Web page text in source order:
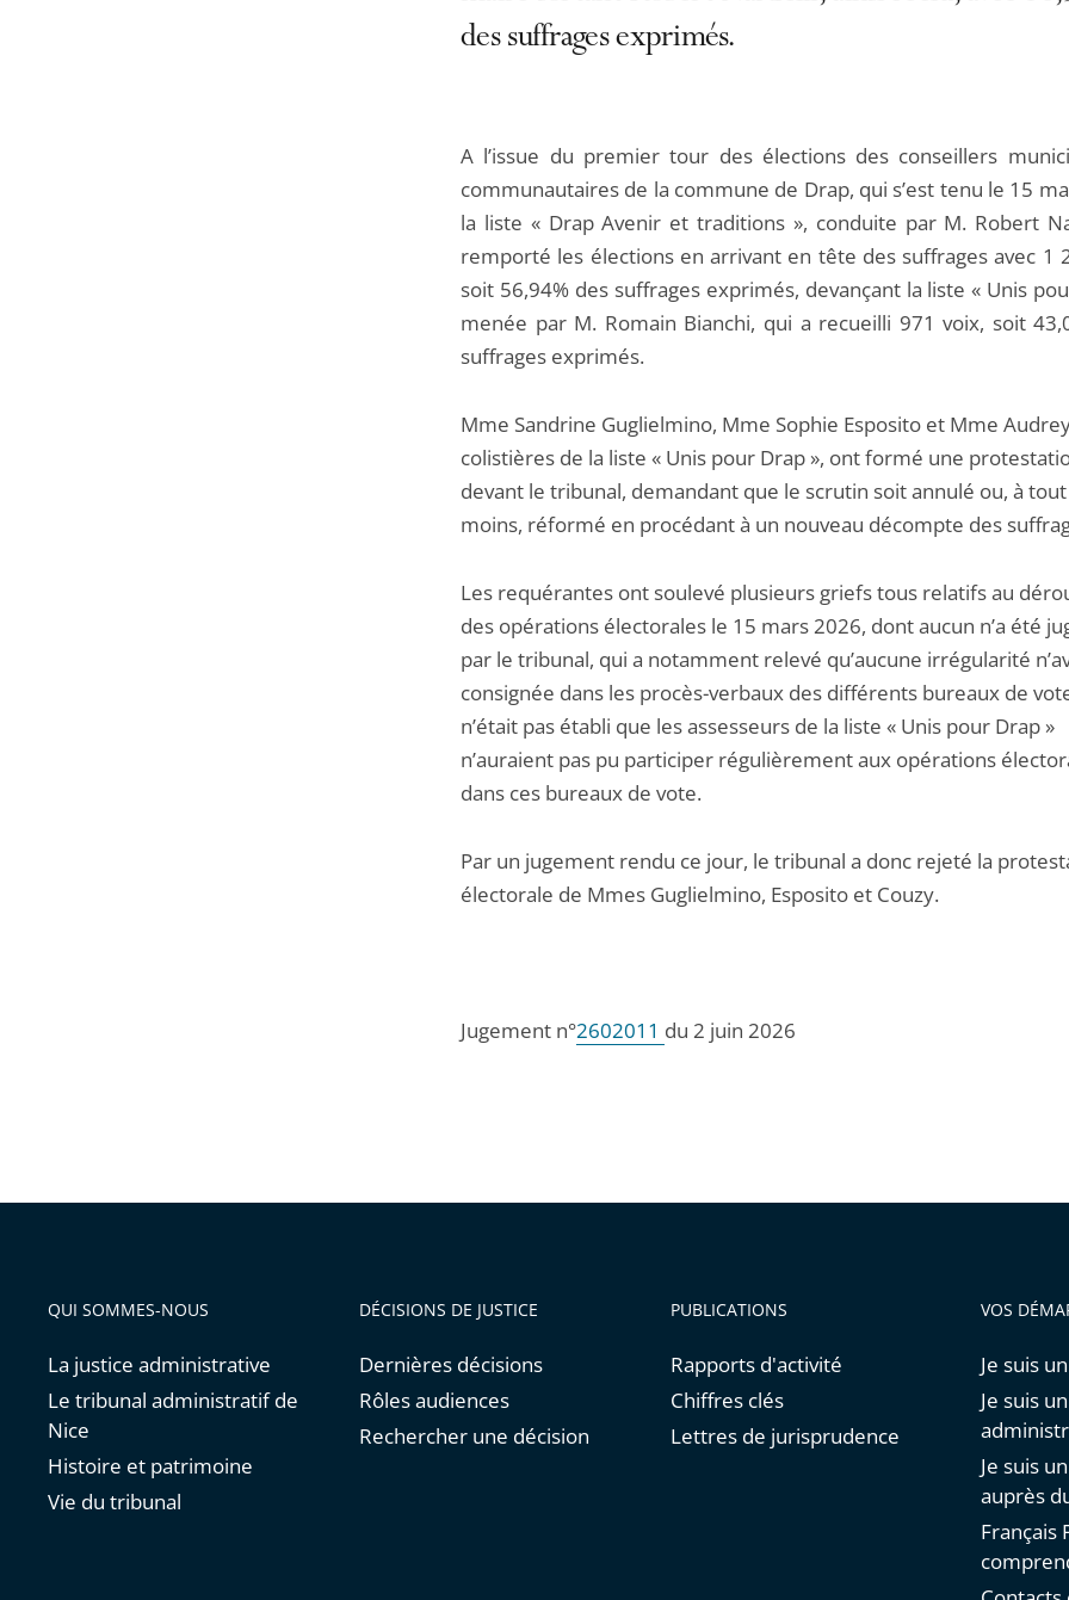
des suffrages exprimés.
A l’issue du premier tour des élections des conseillers
communautaires de la commune de Drap, qui s’est tenu le 15
la liste « Drap Avenir et traditions », conduite par M. Robert
remporté les élections en arrivant en tête des suffrages avec 1
soit 56,94% des suffrages exprimés, devançant la liste « Unis
menée par M. Romain Bianchi, qui a recueilli 971 voix, soit
suffrages exprimés.
Mme Sandrine Guglielmino, Mme Sophie Esposito et Mme
colistières de la liste « Unis pour Drap », ont formé une
devant le tribunal, demandant que le scrutin soit annulé ou, à
moins, réformé en procédant à un nouveau décompte des
Les requérantes ont soulevé plusieurs griefs tous relatifs au
des opérations électorales le 15 mars 2026, dont aucun n’a été
par le tribunal, qui a notamment relevé qu’aucune irrégularité
consignée dans les procès-verbaux des différents bureaux de
n’était pas établi que les assesseurs de la liste « Unis pour Drap »
n’auraient pas pu participer régulièrement aux opérations
dans ces bureaux de vote.
Par un jugement rendu ce jour, le tribunal a donc rejeté la
électorale de Mmes Guglielmino, Esposito et Couzy.
Jugement n°2602011 du 2 juin 2026
QUI SOMMES-NOUS
La justice administrative
Le tribunal administratif de
Nice
Histoire et patrimoine
Vie du tribunal
DÉCISIONS DE JUSTICE
Dernières décisions
Rôles audiences
Rechercher une décision
PUBLICATIONS
Rapports d'activité
Chiffres clés
Lettres de jurisprudence
VOS
Je suis
Je suis
Je suis
auprès
Français